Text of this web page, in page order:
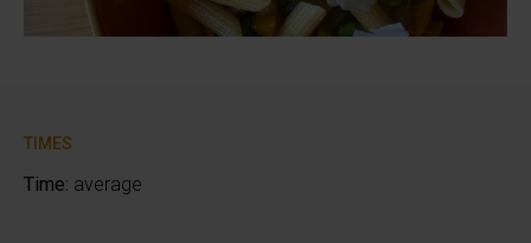
TIMES
Time: average